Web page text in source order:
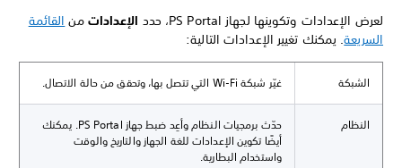
لعرض الإعدادات وتكوينها لجهاز PS Portal، حدد الإعداداتمنالقائمة
السريعة. يمكنك تغيير الإعدادات التالية:
الشبكة غيّر شبكة Wi-Fi التي تتصل بها، وتحقق من حالة الاتصال.
النظام
حدّث برمجيات النظام وأعِد ضبط جهاز PS Portal. يمكنك
أيضًا تكوين الإعدادات للغة الجهاز والتاريخ والوقت
واستخدام البطارية.